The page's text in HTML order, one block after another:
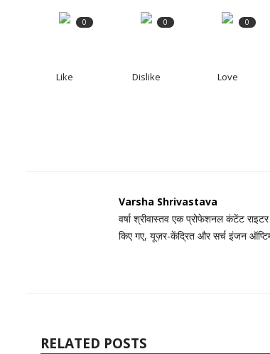
0
Like
0
Dislike
0
Love
Varsha Shrivastava
वर्षा श्रीवास्तव एक प्रोफेशनल कंटेंट
किए गए, यूज़र-केंद्रित और सर्च इंजन
RELATED POSTS